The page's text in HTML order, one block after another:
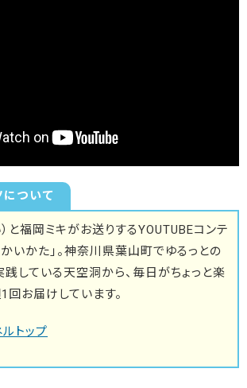
ついて
と福岡ミキがお送りするYOUTUBEコンテ
いかた」。神奈川県葉山町でゆるっとの
している天空洞から、毎日がちょっと楽
回お届けしています。
トップ